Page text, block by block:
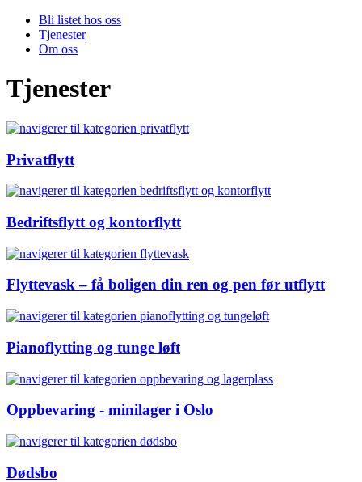
Bli listet hos oss
Tjenester
Om oss
Tjenester
Privatflytt
Bedriftsflytt og kontorflytt
Flyttevask – få boligen din ren og pen før utflytt
Pianoflytting og tunge løft
Oppbevaring - minilager i Oslo
Dødsbo